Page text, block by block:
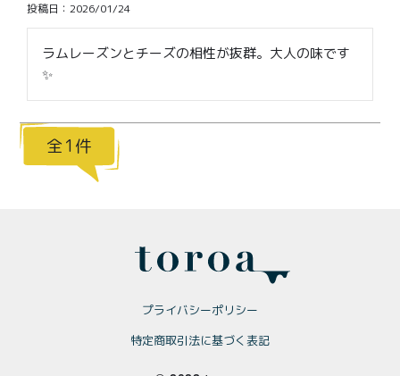
¥2,000〜¥3,999
〜¥1,999
商品
プライバシーポリシー
投稿日 2026/01/24
ラムレーズンとチーズの相性が抜群。大人の味です
✨
1
プライバシーポリシー
特定商取引法に基づく表記